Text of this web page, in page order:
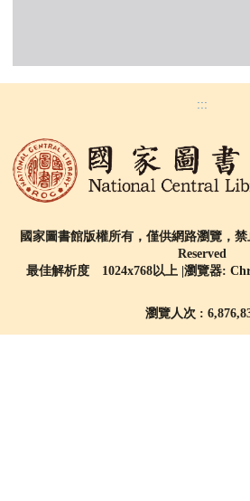
:::
國家圖書館版權所有，僅供網路瀏覽，
Reserved
最佳解析度 1024x768以上 |瀏覽器:
瀏覽人次 :